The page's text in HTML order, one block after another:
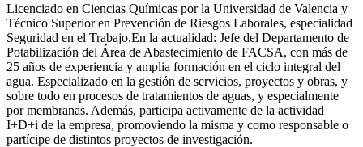
Licenciado en Ciencias Químicas por la Universidad de Valencia y
Técnico Superior en Prevención de Riesgos Laborales, especialidad
Seguridad en el Trabajo.En la actualidad: Jefe del Departamento de
Potabilización del Área de Abastecimiento de FACSA, con más de
25 años de experiencia y amplia formación en el ciclo integral del
agua. Especializado en la gestión de servicios, proyectos y obras, y
sobre todo en procesos de tratamientos de aguas, y especialmente
por membranas. Además, participa activamente de la actividad
I+D+i de la empresa, promoviendo la misma y como responsable o
partícipe de distintos proyectos de investigación.